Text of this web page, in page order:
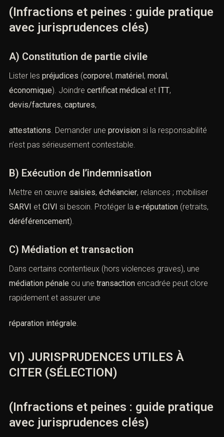
(Infractions et peines : guide pratique
avec jurisprudences clés)
A) Constitution de partie civile
Lister les préjudices (corporel , matériel , moral ,
économique). Joindre certificat médical et ITT,
devis/factures, captures,
attestations. Demander une provision si la responsabilité
n’est pas sérieusement contestable.
B) Exécution de l’indemnisation
Mettre en œuvre saisies, échéancier, relances ; mobiliser
SARVI et CIVI si besoin. Protéger la e-réputation (retraits,
déréférencement).
C) Médiation et transaction
Dans certains contentieux (hors violences graves), une
médiation pénale ou une transaction encadrée peut clore
rapidement et assurer une
réparation intégrale
VI) JURISPRUDENCES UTILES À
CITER (SÉLECTION)
(Infractions et peines : guide pratique
avec jurisprudences clés)